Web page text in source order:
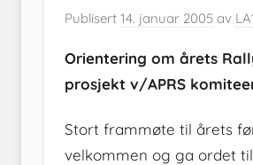
Publisert 14. januar 2005 av
Orientering om årets
prosjekt v/APRS
Stort frammøte til årets
velkommen og ga ordet